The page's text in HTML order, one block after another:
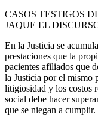
CASOS TESTIGOS
JAQUE EL
En la Justicia se
prestaciones que la
pacientes afiliados que
la Justicia por el mismo
litigiosidad y los costos
social debe hacer
que se niegan a cumplir.